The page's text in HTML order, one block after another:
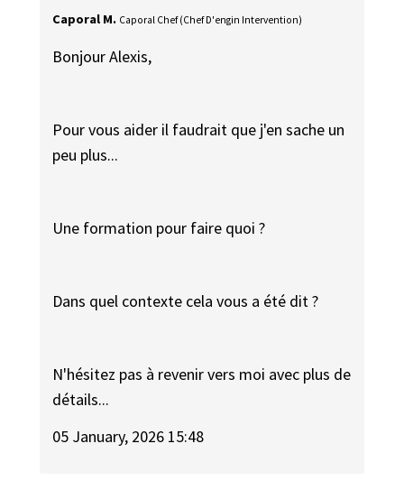
Caporal M. Caporal Chef (Chef D'engin Intervention)
Bonjour Alexis,
Pour vous aider il faudrait que j'en sache un
peu plus...
Une formation pour faire quoi ?
Dans quel contexte cela vous a été dit ?
N'hésitez pas à revenir vers moi avec plus de
détails...
05 January, 2026 15:48